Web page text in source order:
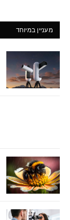
מעניין במיוחד